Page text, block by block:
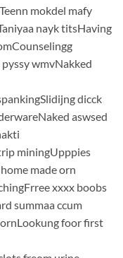
mokdel mafy
nayk titsHaving
wmvNakked
dicck
aswsed
miningUpppies
made orn
xxxx boobs
summaa ccum
foor first